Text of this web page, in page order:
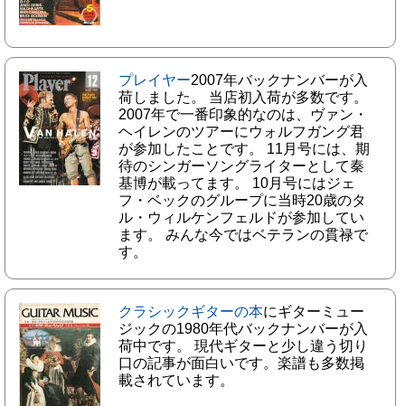
プレイヤー2007年バックナンバーが入
荷しました。 当店初入荷が多数です。
2007年で一番印象的なのは、ヴァン・
ヘイレンのツアーにウォルフガング君
が参加したことです。 11月号には、期
待のシンガーソングライターとして秦
基博が載ってます。 10月号にはジェ
フ・ベックのグループに当時20歳のタ
ル・ウィルケンフェルドが参加してい
ます。 みんな今ではベテランの貫禄で
す。
クラシックギターの本にギターミュー
ジックの1980年代バックナンバーが入
荷中です。 現代ギターと少し違う切り
口の記事が面白いです。楽譜も多数掲
載されています。